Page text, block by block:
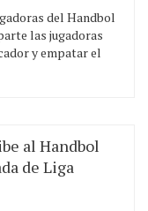
del Handbol
las jugadoras
y empatar el
al Handbol
de Liga